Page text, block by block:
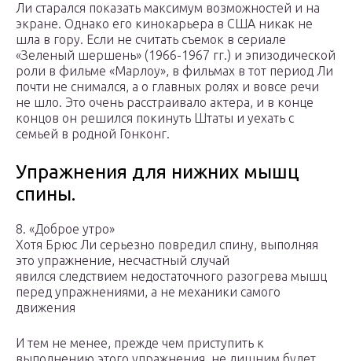
Ли старался показать максимум возможностей и на
экране. Однако его кинокарьера в США никак не
шла в гору. Если не считать съемок в сериале
«Зеленый шершень» (1966-1967 гг.) и эпизодической
роли в фильме «Марлоу», в фильмах в тот период Ли
почти не снимался, а о главных ролях и вовсе речи
не шло. Это очень расстраивало актера, и в конце
концов он решился покинуть Штаты и уехать с
семьей в родной Гонконг.
Упражнения для нижних мышц
спины.
8. «Доброе утро»
Хотя Брюс Ли серьезно повредил спину, выполняя
это упражнение, несчастный случай
явился следствием недостаточного разогрева мышц
перед упражнениями, а не механики самого
движения
И тем не менее, прежде чем приступить к